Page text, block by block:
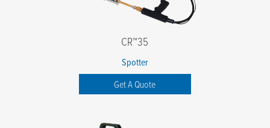
CR™35
Spotter
Get A Quote